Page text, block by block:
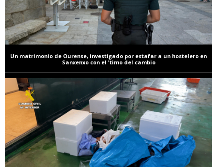
Un matrimonio de Ourense, investigado por estafar a un hostelero en
Sanxenxo con el 'timo del cambio